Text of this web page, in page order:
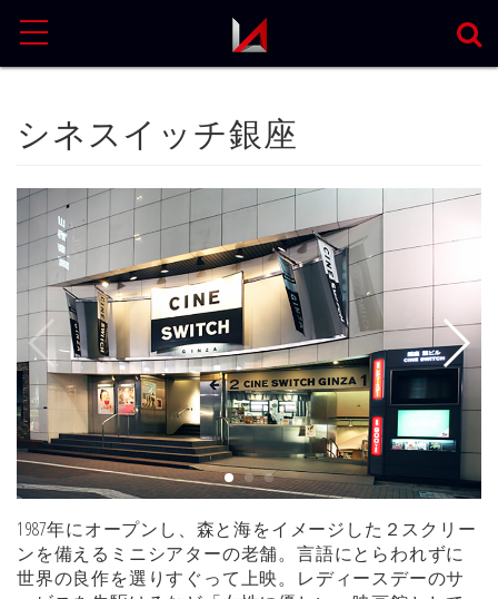
MENU
シネスイッチ銀座
1987年にオープンし、森と海をイメージした２スクリー
ンを備えるミニシアターの老舗。言語にとらわれずに
世界の良作を選りすぐって上映。レディースデーのサ